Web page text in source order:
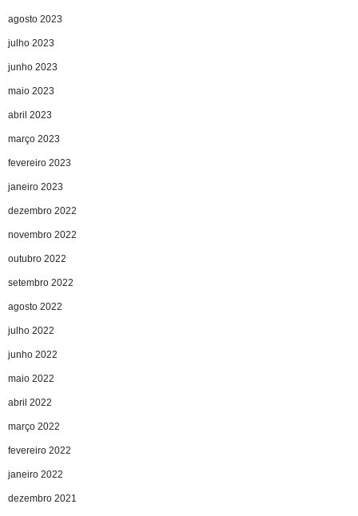
agosto 2023
julho 2023
junho 2023
maio 2023
abril 2023
março 2023
fevereiro 2023
janeiro 2023
dezembro 2022
novembro 2022
outubro 2022
setembro 2022
agosto 2022
julho 2022
junho 2022
maio 2022
abril 2022
março 2022
fevereiro 2022
janeiro 2022
dezembro 2021